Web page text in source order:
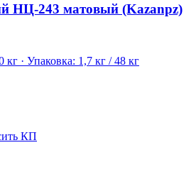
НЦ-243 матовый (Kazanpz)
кг · Упаковка: 1,7 кг / 48 кг
КП